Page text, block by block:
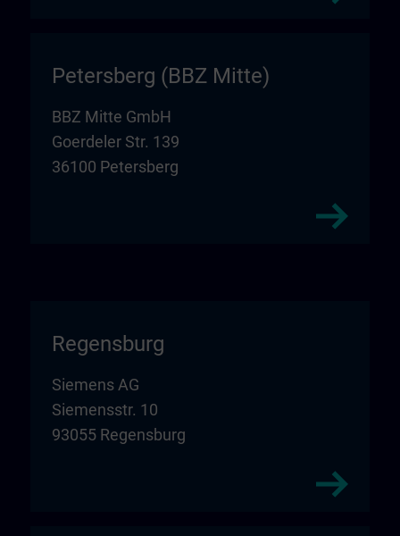
Petersberg (BBZ Mitte)
BBZ Mitte GmbH
Goerdeler Str. 139
36100 Petersberg
Regensburg
Siemens AG
Siemensstr. 10
93055 Regensburg